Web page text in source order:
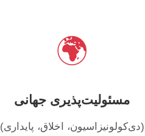
🌍
مسئولیت‌پذیری جهانی
(دی‌کولونیزاسیون، اخلاق، پایداری)